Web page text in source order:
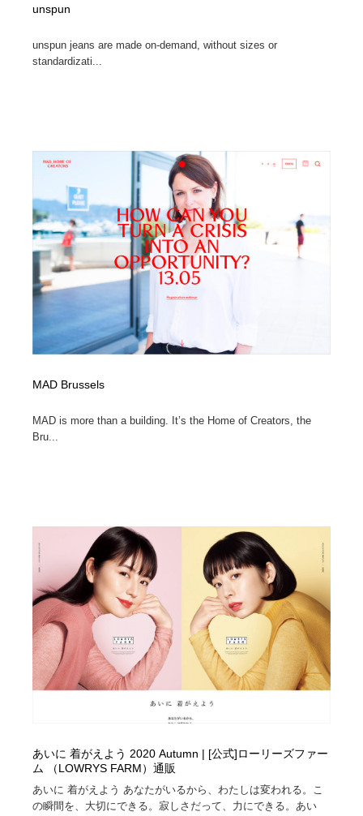
unspun
unspun jeans are made on-demand, without sizes or
standardizati...
MAD Brussels
MAD is more than a building. It’s the Home of Creators, the
Bru...
あいに 着がえよう 2020 Autumn | [公式]ローリーズファー
ム （LOWRYS FARM）通販
あいに 着がえよう あなたがいるから、わたしは変われる。こ
の瞬間を、大切にできる。寂しさだって、力にできる。あい